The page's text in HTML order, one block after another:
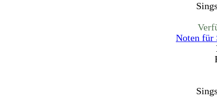
Noten für